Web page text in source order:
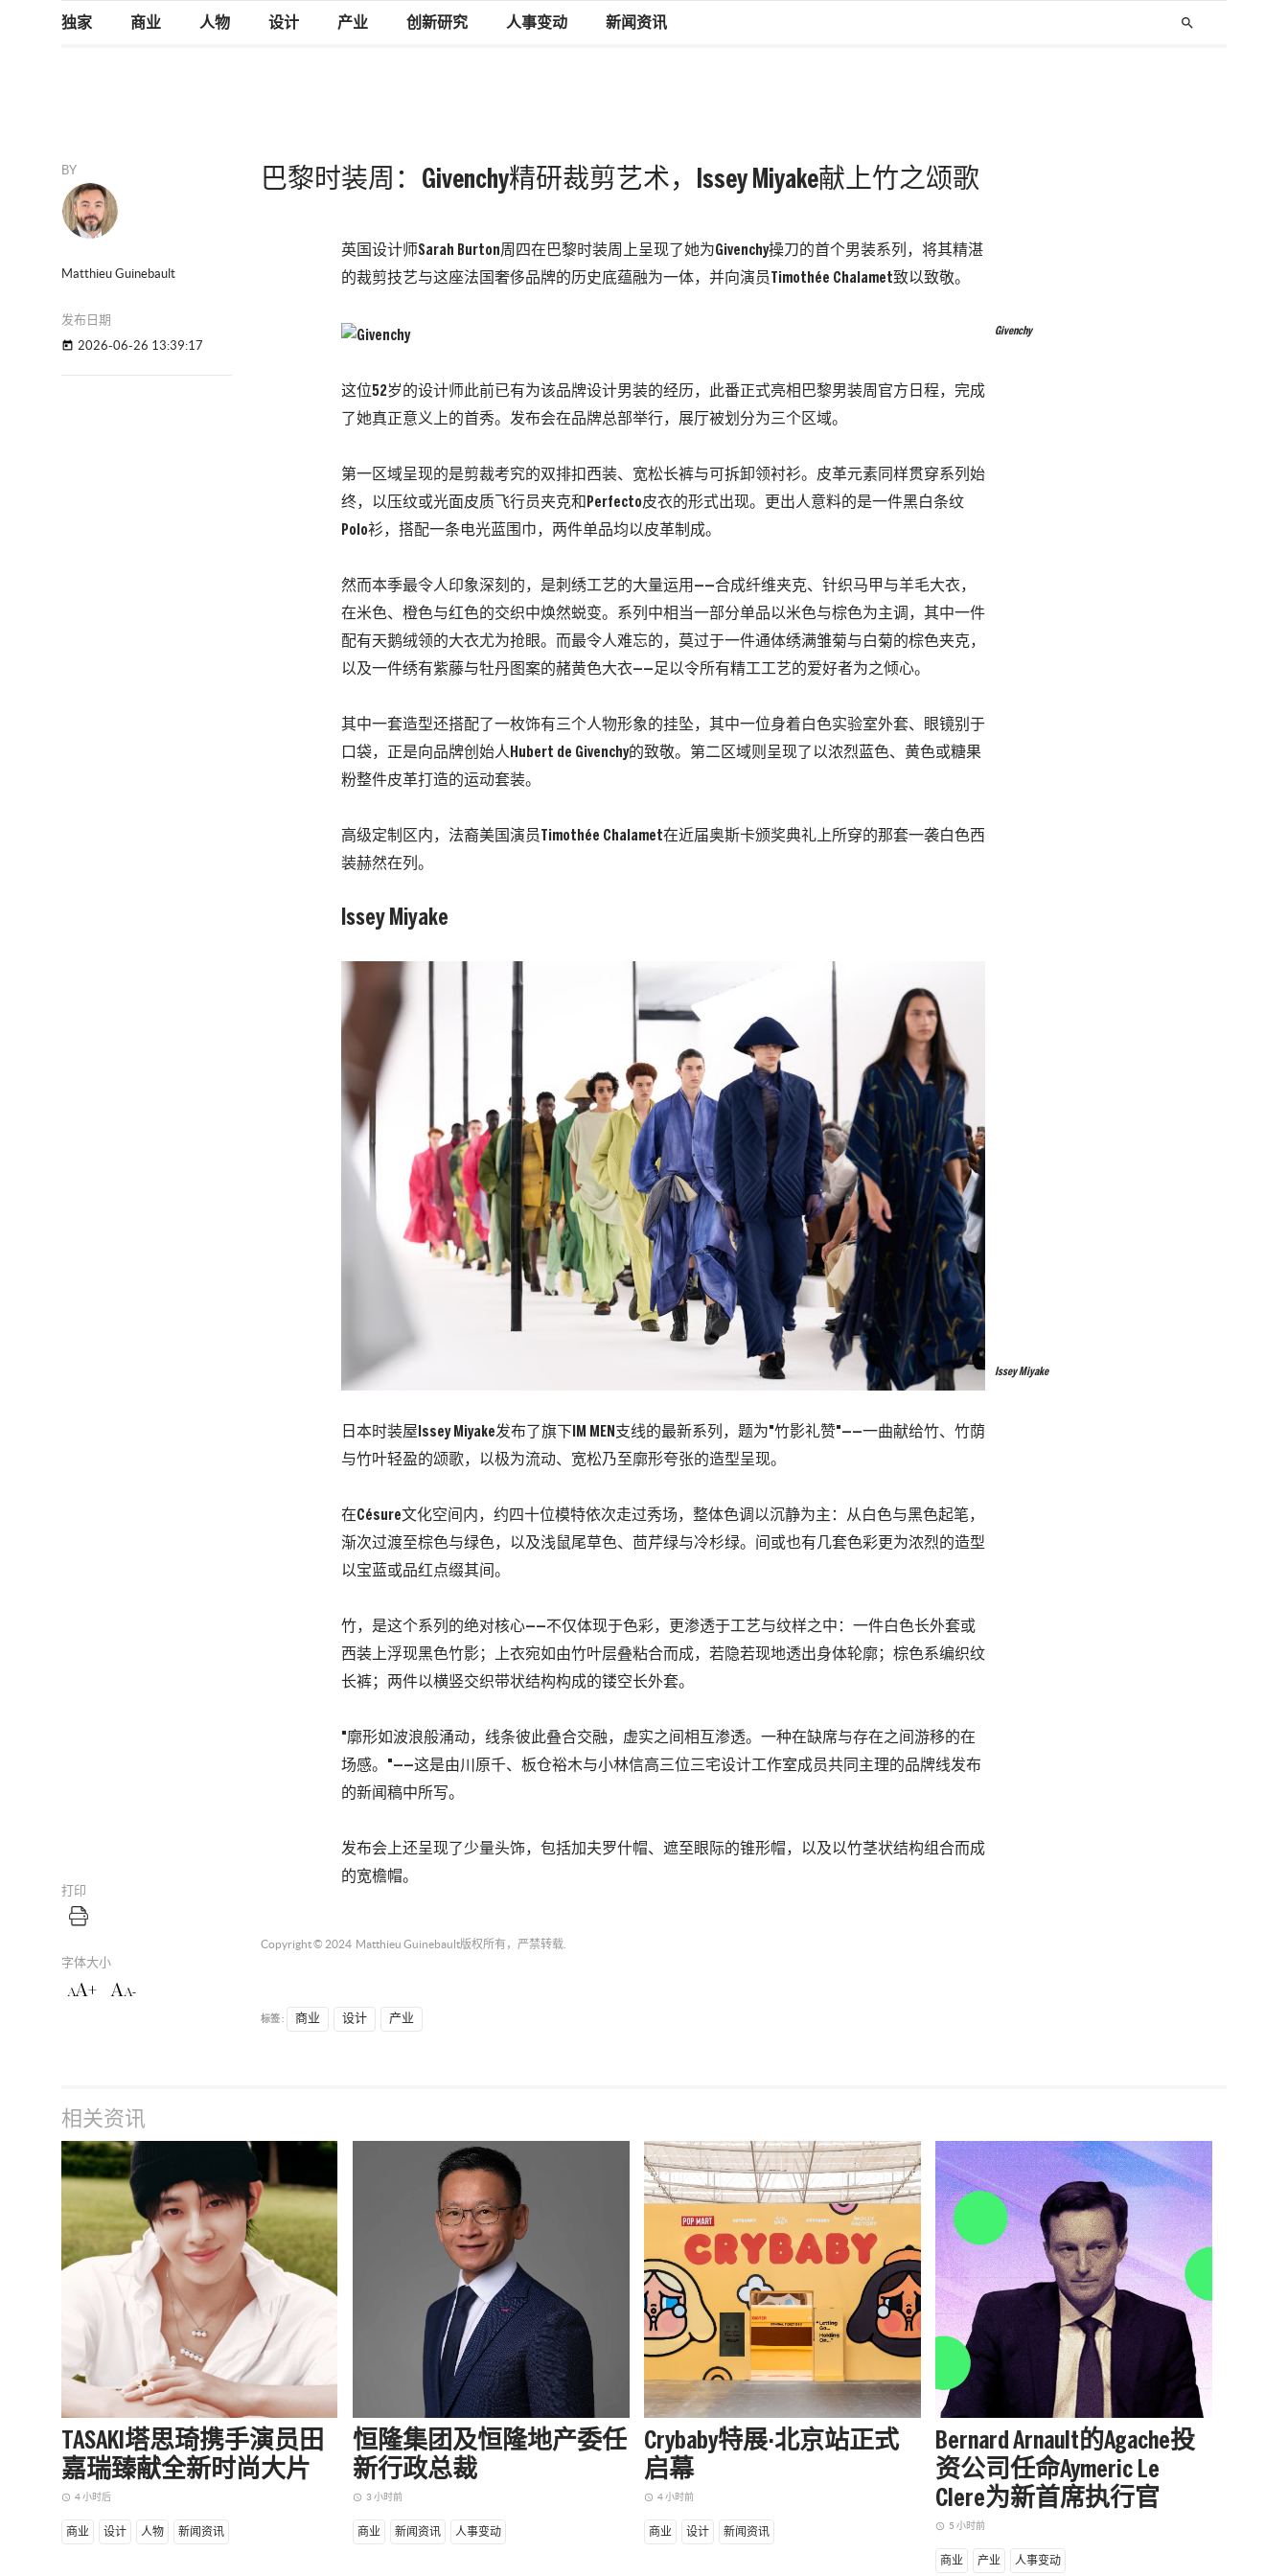
独家 商业 人物 设计 产业 创新研究 人事变动 新闻资讯 search
BY
Matthieu Guinebault
发布日期
today 2026-06-26 13:39:17
打印
字体大小
AA+ A A-
巴黎时装周：Givenchy精研裁剪艺术，Issey Miyake献上竹之颂歌
英国设计师Sarah Burton周四在巴黎时装周上呈现了她为Givenchy操刀的首个男装系列，将其精湛
的裁剪技艺与这座法国奢侈品牌的历史底蕴融为一体，并向演员Timothée Chalamet致以致敬。
Givenchy
这位52岁的设计师此前已有为该品牌设计男装的经历，此番正式亮相巴黎男装周官方日程，完成
了她真正意义上的首秀。发布会在品牌总部举行，展厅被划分为三个区域。
第一区域呈现的是剪裁考究的双排扣西装、宽松长裤与可拆卸领衬衫。皮革元素同样贯穿系列始
终，以压纹或光面皮质飞行员夹克和Perfecto皮衣的形式出现。更出人意料的是一件黑白条纹
Polo衫，搭配一条电光蓝围巾，两件单品均以皮革制成。
然而本季最令人印象深刻的，是刺绣工艺的大量运用——合成纤维夹克、针织马甲与羊毛大衣，
在米色、橙色与红色的交织中焕然蜕变。系列中相当一部分单品以米色与棕色为主调，其中一件
配有天鹅绒领的大衣尤为抢眼。而最令人难忘的，莫过于一件通体绣满雏菊与白菊的棕色夹克，
以及一件绣有紫藤与牡丹图案的赭黄色大衣——足以令所有精工工艺的爱好者为之倾心。
其中一套造型还搭配了一枚饰有三个人物形象的挂坠，其中一位身着白色实验室外套、眼镜别于
口袋，正是向品牌创始人Hubert de Givenchy的致敬。第二区域则呈现了以浓烈蓝色、黄色或糖果
粉整件皮革打造的运动套装。
高级定制区内，法裔美国演员Timothée Chalamet在近届奥斯卡颁奖典礼上所穿的那套一袭白色西
装赫然在列。
Issey Miyake
Issey Miyake
日本时装屋Issey Miyake发布了旗下IM MEN支线的最新系列，题为"竹影礼赞"——一曲献给竹、竹荫
与竹叶轻盈的颂歌，以极为流动、宽松乃至廓形夸张的造型呈现。
在Césure文化空间内，约四十位模特依次走过秀场，整体色调以沉静为主：从白色与黑色起笔，
渐次过渡至棕色与绿色，以及浅鼠尾草色、茴芹绿与冷杉绿。间或也有几套色彩更为浓烈的造型
以宝蓝或品红点缀其间。
竹，是这个系列的绝对核心——不仅体现于色彩，更渗透于工艺与纹样之中：一件白色长外套或
西装上浮现黑色竹影；上衣宛如由竹叶层叠粘合而成，若隐若现地透出身体轮廓；棕色系编织纹
长裤；两件以横竖交织带状结构构成的镂空长外套。
"廓形如波浪般涌动，线条彼此叠合交融，虚实之间相互渗透。一种在缺席与存在之间游移的在
场感。"——这是由川原千、板仓裕木与小林信高三位三宅设计工作室成员共同主理的品牌线发布
的新闻稿中所写。
发布会上还呈现了少量头饰，包括加夫罗什帽、遮至眼际的锥形帽，以及以竹茎状结构组合而成
的宽檐帽。
Copyright © 2024 Matthieu Guinebault版权所有，严禁转载.
标签 : 商业 设计 产业
相关资讯
TASAKI塔思琦携手演员田
嘉瑞臻献全新时尚大片
access_time 4 小时后
商业 设计 人物 新闻资讯
恒隆集团及恒隆地产委任
新行政总裁
access_time 3 小时前
商业 新闻资讯 人事变动
Crybaby特展·北京站正式
启幕
access_time 4 小时前
商业 设计 新闻资讯
Bernard Arnault的Agache投
资公司任命Aymeric Le
Clere为新首席执行官
access_time 5 小时前
商业 产业 人事变动